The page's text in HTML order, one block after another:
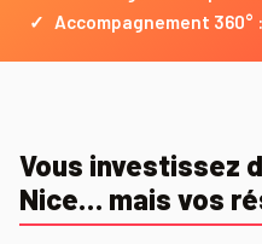
✓ Accompagnement
Vous investissez
Nice… mais vos